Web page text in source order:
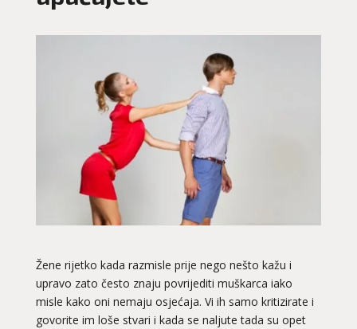
Žene rijetko kada razmisle prije nego nešto kažu i
upravo zato često znaju povrijediti muškarca iako
misle kako oni nemaju osjećaja. Vi ih samo kritizirate i
govorite im loše stvari i kada se naljute tada su opet